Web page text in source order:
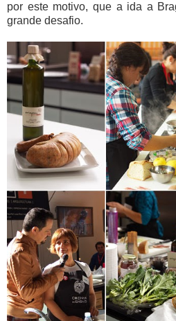
por este motivo, que a ida a
grande desafio.